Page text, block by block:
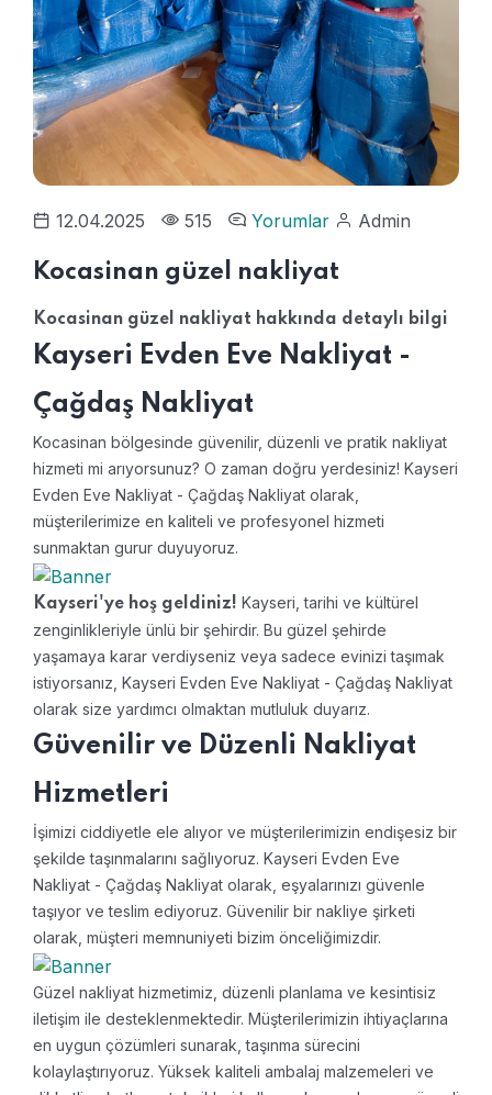
12.04.2025 515 Yorumlar Admin
Kocasinan güzel nakliyat
Kocasinan güzel nakliyat hakkında detaylı bilgi
Kayseri Evden Eve Nakliyat -
Çağdaş Nakliyat
Kocasinan bölgesinde güvenilir, düzenli ve pratik nakliyat
hizmeti mi arıyorsunuz? O zaman doğru yerdesiniz! Kayseri
Evden Eve Nakliyat - Çağdaş Nakliyat olarak,
müşterilerimize en kaliteli ve profesyonel hizmeti
sunmaktan gurur duyuyoruz.
Kayseri'ye hoş geldiniz! Kayseri, tarihi ve kültürel
zenginlikleriyle ünlü bir şehirdir. Bu güzel şehirde
yaşamaya karar verdiyseniz veya sadece evinizi taşımak
istiyorsanız, Kayseri Evden Eve Nakliyat - Çağdaş Nakliyat
olarak size yardımcı olmaktan mutluluk duyarız.
Güvenilir ve Düzenli Nakliyat
Hizmetleri
İşimizi ciddiyetle ele alıyor ve müşterilerimizin endişesiz bir
şekilde taşınmalarını sağlıyoruz. Kayseri Evden Eve
Nakliyat - Çağdaş Nakliyat olarak, eşyalarınızı güvenle
taşıyor ve teslim ediyoruz. Güvenilir bir nakliye şirketi
olarak, müşteri memnuniyeti bizim önceliğimizdir.
Güzel nakliyat hizmetimiz, düzenli planlama ve kesintisiz
iletişim ile desteklenmektedir. Müşterilerimizin ihtiyaçlarına
en uygun çözümleri sunarak, taşınma sürecini
kolaylaştırıyoruz. Yüksek kaliteli ambalaj malzemeleri ve